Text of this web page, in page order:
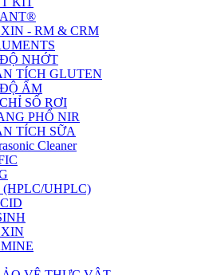
- RM & CRM
NHỚT
TÍCH GLUTEN
ẨM
SỐ RƠI
PHỔ NIR
TÍCH SỮA
Cleaner
UHPLC)